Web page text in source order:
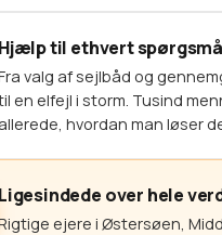
Hjælp til ethvert
valg af sejlbåd og
en elfejl i storm. Tusind
allerede, hvordan man løser
Ligesindede over hele
ejere i Østersøen,